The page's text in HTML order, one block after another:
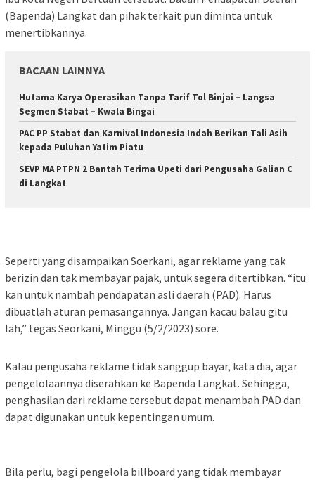
(Bapenda) Langkat dan pihak terkait pun diminta untuk
menertibkannya.
BACAAN LAINNYA
Hutama Karya Operasikan Tanpa Tarif Tol Binjai – Langsa
Segmen Stabat – Kwala Bingai
PAC PP Stabat dan Karnival Indonesia Indah Berikan Tali Asih
kepada Puluhan Yatim Piatu
SEVP MA PTPN 2 Bantah Terima Upeti dari Pengusaha Galian C
di Langkat
Seperti yang disampaikan Soerkani, agar reklame yang tak
berizin dan tak membayar pajak, untuk segera ditertibkan. “itu
kan untuk nambah pendapatan asli daerah (PAD). Harus
dibuatlah aturan pemasangannya. Jangan kacau balau gitu
lah,” tegas Seorkani, Minggu (5/2/2023) sore.
Kalau pengusaha reklame tidak sanggup bayar, kata dia, agar
pengelolaannya diserahkan ke Bapenda Langkat. Sehingga,
penghasilan dari reklame tersebut dapat menambah PAD dan
dapat digunakan untuk kepentingan umum.
Bila perlu, bagi pengelola billboard yang tidak membayar